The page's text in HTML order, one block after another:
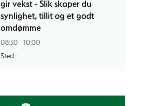
gir vekst - Slik skaper du
synlighet, tillit og et godt
omdømme
08:30 - 10:00
Sted :